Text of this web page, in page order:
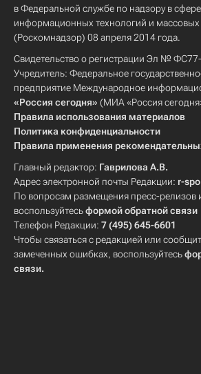
в Федеральной службе по надзору в
информационных технологий и
(Роскомнадзор) 08 апреля 2014 года.
Свидетельство о регистрации Эл №
Учредитель: Федеральное
предприятие Международное
«Россия сегодня» (МИА «Россия
Правила использования материалов
Политика конфиденциальности
Правила применения
Главный редактор: Гаврилова А.В.
Адрес электронной почты Редакции: r-
По вопросам размещения пресс-релизов
воспользуйтесьформой обратной связи
Телефон Редакции: 7 (495) 645-6601
Чтобы связаться с редакцией или
замеченных ошибках, воспользуйтесь
связи.